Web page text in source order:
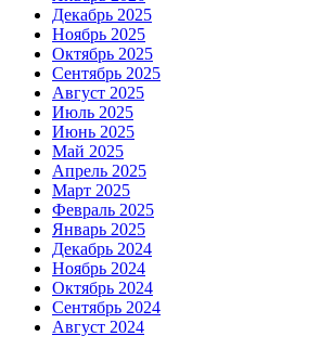
Декабрь 2025
Ноябрь 2025
Октябрь 2025
Сентябрь 2025
Август 2025
Июль 2025
Июнь 2025
Май 2025
Апрель 2025
Март 2025
Февраль 2025
Январь 2025
Декабрь 2024
Ноябрь 2024
Октябрь 2024
Сентябрь 2024
Август 2024